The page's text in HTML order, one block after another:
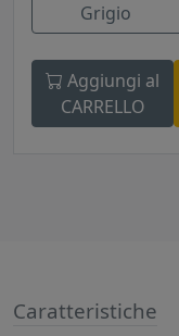
Grigio
Aggiungi al
CARRELLO
Caratteristiche